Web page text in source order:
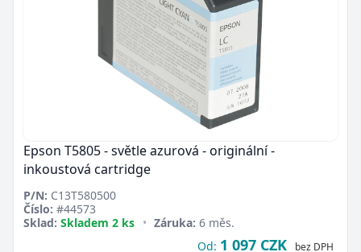
Epson T5805 - světle azurová - originální -
inkoustová cartridge
P/N: C13T580500
Číslo: #44573
Sklad: Skladem 2 ks • Záruka: 6 měs.
Od: 1 097 CZK bez DPH